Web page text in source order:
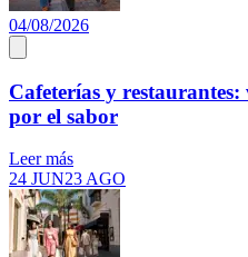
04/08/2026
Cafeterías y
por el sabor
Leer más
24 JUN23 AGO